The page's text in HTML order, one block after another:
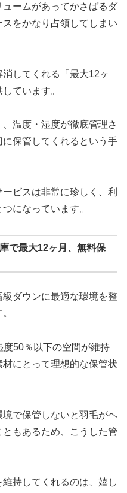
ームがあってかさばるダ
をかなり占領してしまい
してくれる「最大12ヶ
ています。
温度・湿度が徹底管理さ
保管してくれるという手
ビスは非常に珍しく、利
になっています。
で最大12ヶ月、無料保
ダウンに最適な環境を整
50％以下の空間が維持
にとって理想的な保管状
で保管しないと羽毛がヘ
もあるため、こうした管
持してくれるのは、嬉し